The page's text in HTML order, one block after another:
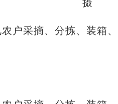
户采摘、分拣、装箱